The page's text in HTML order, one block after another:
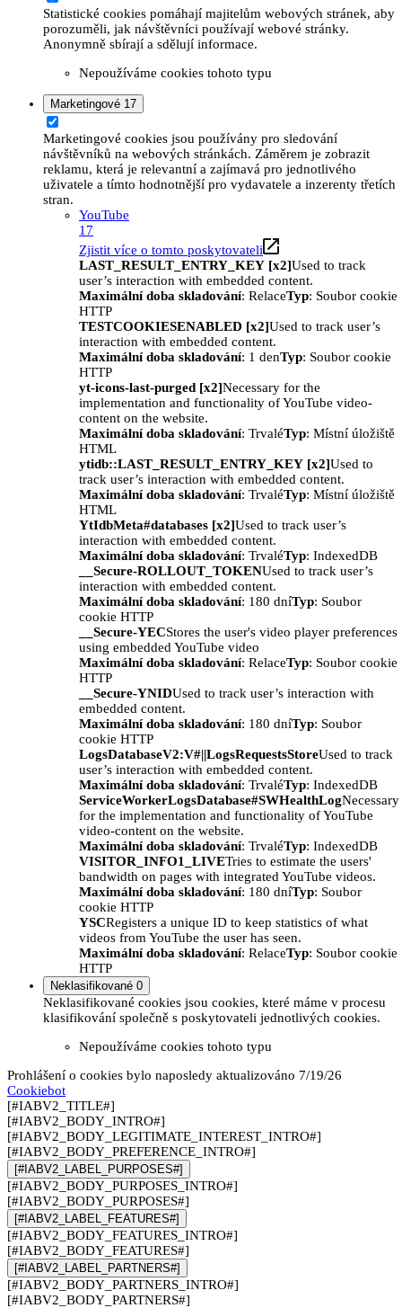
Statistické cookies pomáhají majitelům webových stránek, aby
porozuměli, jak návštěvníci používají webové stránky.
Anonymně sbírají a sdělují informace.
Nepoužíváme cookies tohoto typu
Marketingové 17
Marketingové cookies jsou používány pro sledování
návštěvníků na webových stránkách. Záměrem je zobrazit
reklamu, která je relevantní a zajímavá pro jednotlivého
uživatele a tímto hodnotnější pro vydavatele a inzerenty třetích
stran.
YouTube
17
Zjistit více o tomto poskytovateli
LAST_RESULT_ENTRY_KEY [x2]Used to track
user’s interaction with embedded content.
Maximální doba skladování: RelaceTyp: Soubor cookie
HTTP
TESTCOOKIESENABLED [x2]Used to track user’s
interaction with embedded content.
Maximální doba skladování: 1 denTyp: Soubor cookie
HTTP
yt-icons-last-purged [x2]Necessary for the
implementation and functionality of YouTube video-
content on the website.
Maximální doba skladování: TrvaléTyp: Místní úložiště
HTML
ytidb::LAST_RESULT_ENTRY_KEY [x2]Used to
track user’s interaction with embedded content.
Maximální doba skladování: TrvaléTyp: Místní úložiště
HTML
YtIdbMeta#databases [x2]Used to track user’s
interaction with embedded content.
Maximální doba skladování: TrvaléTyp: IndexedDB
__Secure-ROLLOUT_TOKENUsed to track user’s
interaction with embedded content.
Maximální doba skladování: 180 dníTyp: Soubor
cookie HTTP
__Secure-YECStores the user's video player preferences
using embedded YouTube video
Maximální doba skladování: RelaceTyp: Soubor cookie
HTTP
__Secure-YNIDUsed to track user’s interaction with
embedded content.
Maximální doba skladování: 180 dníTyp: Soubor
cookie HTTP
LogsDatabaseV2:V#||LogsRequestsStoreUsed to track
user’s interaction with embedded content.
Maximální doba skladování: TrvaléTyp: IndexedDB
ServiceWorkerLogsDatabase#SWHealthLogNecessary
for the implementation and functionality of YouTube
video-content on the website.
Maximální doba skladování: TrvaléTyp: IndexedDB
VISITOR_INFO1_LIVETries to estimate the users'
bandwidth on pages with integrated YouTube videos.
Maximální doba skladování: 180 dníTyp: Soubor
cookie HTTP
YSCRegisters a unique ID to keep statistics of what
videos from YouTube the user has seen.
Maximální doba skladování: RelaceTyp: Soubor cookie
HTTP
Neklasifikované 0
Neklasifikované cookies jsou cookies, které máme v procesu
klasifikování společně s poskytovateli jednotlivých cookies.
Nepoužíváme cookies tohoto typu
Prohlášení o cookies bylo naposledy aktualizováno 7/19/26
Cookiebot
[#IABV2_TITLE#]
[#IABV2_BODY_INTRO#]
[#IABV2_BODY_LEGITIMATE_INTEREST_INTRO#]
[#IABV2_BODY_PREFERENCE_INTRO#]
[#IABV2_LABEL_PURPOSES#]
[#IABV2_BODY_PURPOSES_INTRO#]
[#IABV2_BODY_PURPOSES#]
[#IABV2_LABEL_FEATURES#]
[#IABV2_BODY_FEATURES_INTRO#]
[#IABV2_BODY_FEATURES#]
[#IABV2_LABEL_PARTNERS#]
[#IABV2_BODY_PARTNERS_INTRO#]
[#IABV2_BODY_PARTNERS#]